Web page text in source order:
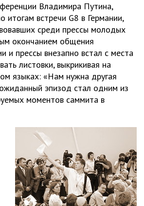
Владимира Путина,
итогам встречи G8 в Германии,
среди прессы молодых
окончанием общения
и прессы внезапно встал с места
листовки, выкрикивая на
языках: «Нам нужна другая
эпизод стал одним из
моментов саммита в